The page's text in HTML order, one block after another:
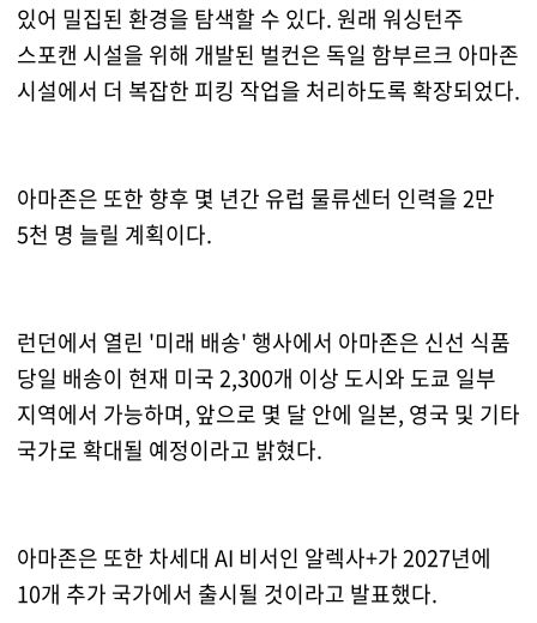
있어 밀집된 환경을 탐색할 수 있다. 원래 워싱턴주
스포캔 시설을 위해 개발된 벌컨은 독일 함부르크 아마존
시설에서 더 복잡한 피킹 작업을 처리하도록 확장되었다.
아마존은 또한 향후 몇 년간 유럽 물류센터 인력을 2만
5천 명 늘릴 계획이다.
런던에서 열린 '미래 배송' 행사에서 아마존은 신선 식품
당일 배송이 현재 미국 2,300개 이상 도시와 도쿄 일부
지역에서 가능하며, 앞으로 몇 달 안에 일본, 영국 및 기타
국가로 확대될 예정이라고 밝혔다.
아마존은 또한 차세대 AI 비서인 알렉사+가 2027년에
10개 추가 국가에서 출시될 것이라고 발표했다.